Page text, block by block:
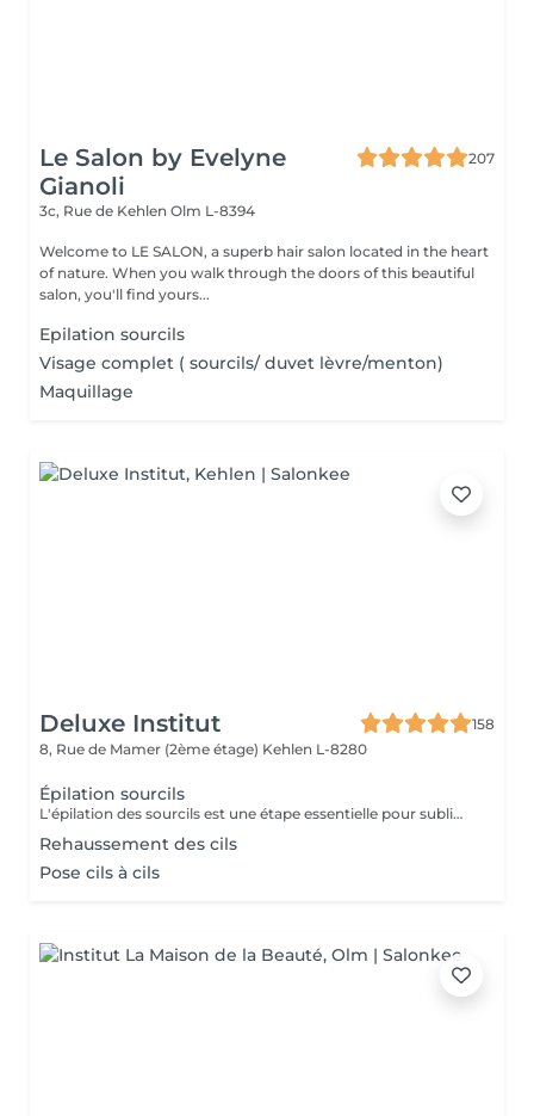
Le Salon by Evelyne
Gianoli
207
3c, Rue de Kehlen Olm L-8394
Welcome to LE SALON, a superb hair salon located in the heart
of nature. When you walk through the doors of this beautiful
salon, you'll find yours...
Epilation sourcils
Visage complet ( sourcils/ duvet lèvre/menton)
Maquillage
Deluxe Institut
158
8, Rue de Mamer (2ème étage) Kehlen L-8280
Épilation sourcils
L'épilation des sourcils est une étape essentielle pour sublimer le regard et harmoniser les traits du visage. Que ce soit à la pince ou à la cire, bien dessiner ses sourcils apporte de nombreux bienfaits esthétiques et pratiques.
Rehaussement des cils
Pose cils à cils